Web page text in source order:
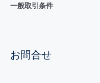
一般取引条件
お問合せ